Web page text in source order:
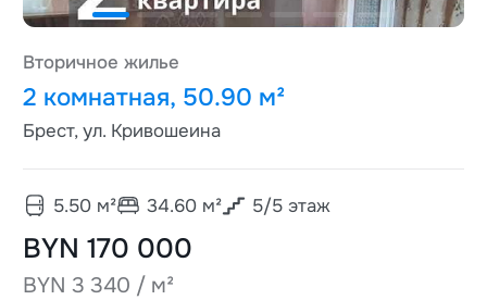
Вторичное жилье
2 комнатная, 50.90 м²
Брест, ул. Кривошеина
5.50м² 34.60м² 5/5этаж
BYN 170 000
BYN 3 340 / м²